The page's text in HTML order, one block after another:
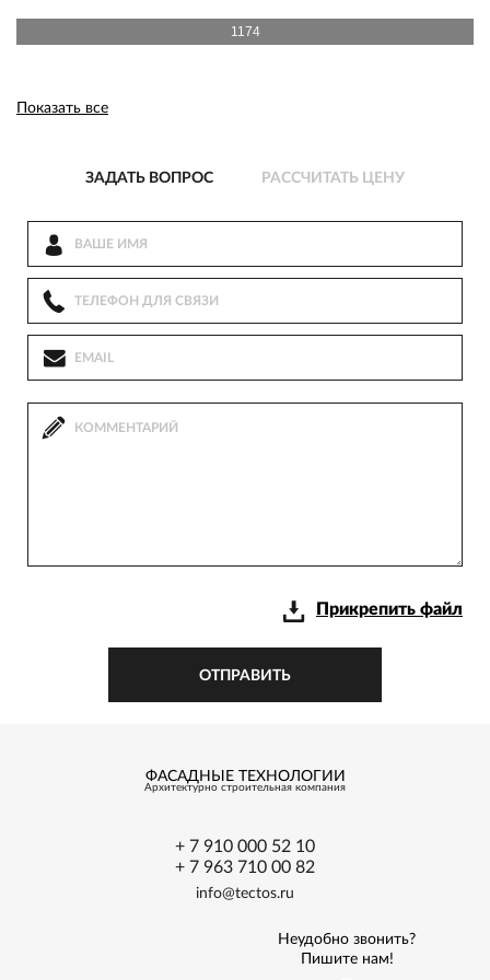
1174
Показать все
ЗАДАТЬ ВОПРОС РАССЧИТАТЬ ЦЕНУ
Прикрепить файл
ОТПРАВИТЬ
ФАСАДНЫЕ ТЕХНОЛОГИИ
Архитектурно строительная компания
Неудобно звонить?
Пишите нам!
+ 7 910 000 52 10
+ 7 963 710 00 82
info@tectos.ru